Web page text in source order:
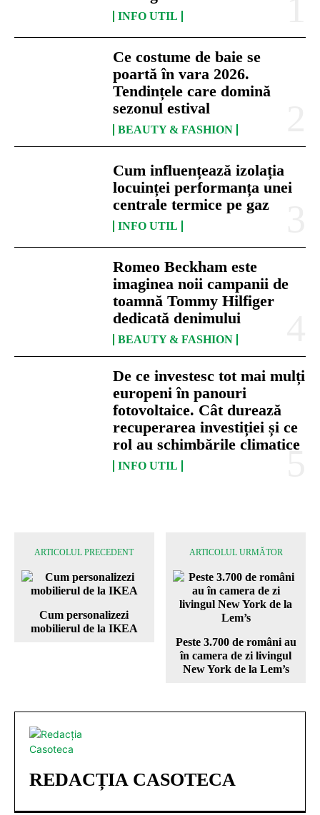
INFO UTIL
Ce costume de baie se
poartă în vara 2026.
Tendințele care domină
sezonul estival
BEAUTY & FASHION
Cum influențează izolația
locuinței performanța unei
centrale termice pe gaz
INFO UTIL
Romeo Beckham este
imaginea noii campanii de
toamnă Tommy Hilfiger
dedicată denimului
BEAUTY & FASHION
De ce investesc tot mai mulți
europeni în panouri
fotovoltaice. Cât durează
recuperarea investiției și ce
rol au schimbările climatice
INFO UTIL
ARTICOLUL PRECEDENT
Cum personalizezi
mobilierul de la IKEA
ARTICOLUL URMĂTOR
Peste 3.700 de români au
în camera de zi livingul
New York de la Lem’s
REDACȚIA CASOTECA